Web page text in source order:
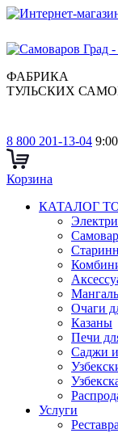
ФАБРИКА
ТУЛЬСКИХ
8 800 201-13-04
Корзина
КАТАЛОГ
Очаги
Казаны
Печи
Саджи
Услуги